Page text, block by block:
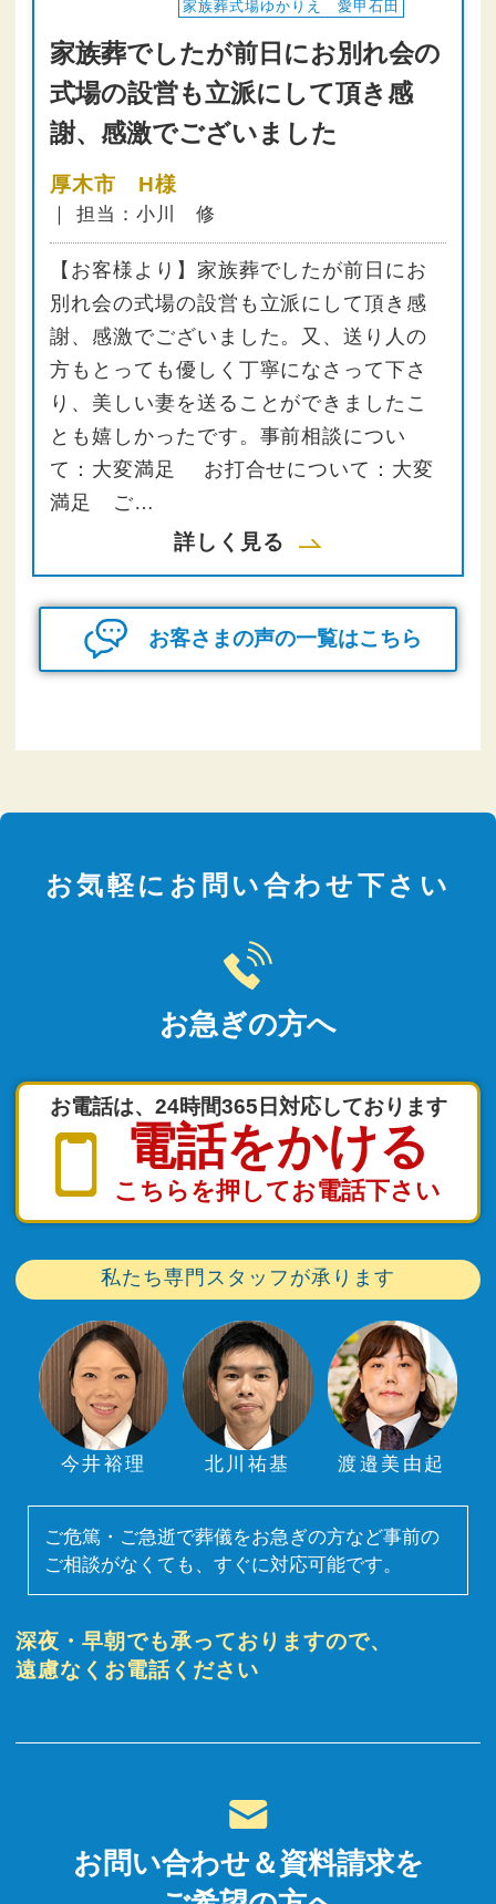
家族葬式場ゆかりえ 愛甲石田
家族葬でしたが前日にお別れ会の
式場の設営も立派にして頂き感
謝、感激でございました
厚木市 H様
｜ 担当：小川 修
【お客様より】家族葬でしたが前日にお
別れ会の式場の設営も立派にして頂き感
謝、感激でございました。又、送り人の
方もとっても優しく丁寧になさって下さ
り、美しい妻を送ることができましたこ
とも嬉しかったです。事前相談につい
て：大変満足 お打合せについて：大変
満足 ご…
詳しく見る
お客さまの声の一覧はこちら
お気軽にお問い合わせ下さい
お急ぎの方へ
お電話は、24時間365日対応しております
電話をかける
こちらを押してお電話下さい
私たち専門スタッフが承ります
今井裕理 北川祐基 渡邉美由起
ご危篤・ご急逝で葬儀をお急ぎの方など事前の
ご相談がなくても、すぐに対応可能です。
深夜・早朝でも承っておりますので、
遠慮なくお電話ください
お問い合わせ＆資料請求を